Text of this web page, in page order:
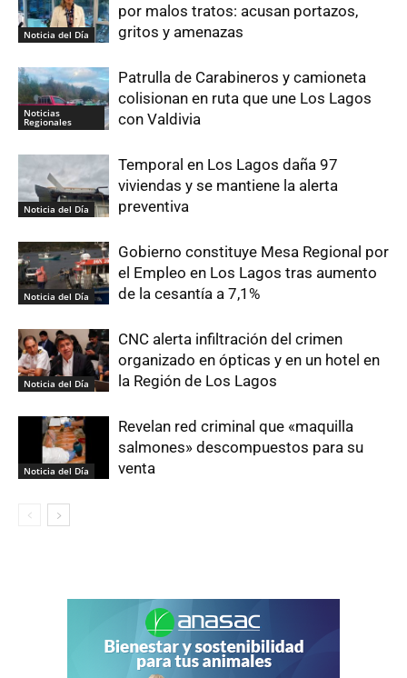
Noticia del Día
por malos tratos: acusan portazos,
gritos y amenazas
Noticias
Regionales
Patrulla de Carabineros y camioneta
colisionan en ruta que une Los Lagos
con Valdivia
Noticia del Día
Temporal en Los Lagos daña 97
viviendas y se mantiene la alerta
preventiva
Noticia del Día
Gobierno constituye Mesa Regional por
el Empleo en Los Lagos tras aumento
de la cesantía a 7,1%
Noticia del Día
CNC alerta infiltración del crimen
organizado en ópticas y en un hotel en
la Región de Los Lagos
Noticia del Día
Revelan red criminal que «maquilla
salmones» descompuestos para su
venta